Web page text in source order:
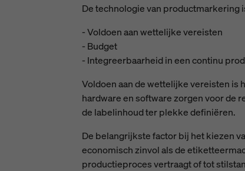
De technologie van
- Voldoen aan wettelijke vereisten
- Budget
- Integreerbaarheid in een continu
Voldoen aan de wettelijke vereisten is
hardware en software zorgen voor de
de labelinhoud ter plekke definiëren.
De belangrijkste factor bij het kiezen
economisch zinvol als de
productieproces vertraagt of tot